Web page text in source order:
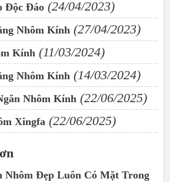
Độc Đáo (24/04/2023)
Nhôm Kính (27/04/2023)
Kính (11/03/2024)
Nhôm Kính (14/03/2024)
Nhôm Kính (22/06/2025)
Xingfa (22/06/2025)
Nhôm Đẹp Luôn Có Mặt Trong